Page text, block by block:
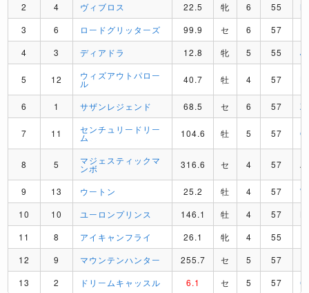
2
4 ヴィブロス 22.5 牝 6 55
3
6 ロードグリッターズ 99.9 セ 6 57
4
3 ディアドラ 12.8 牝 5 55 J
5 12 ウィズアウトパロー
ル 40.7 牡 4 57
6 1 サザンレジェンド 68.5 セ 6 57 Z
7 11 センチュリードリー
ム 104.6 牡 5 57 O
8 5 マジェスティックマ
ンボ 316.6 セ 4 57 A
9 13 ウートン 25.2 牡 4 57
10
10 ユーロンプリンス 146.1 牡 4 57
11
8 アイキャンフライ 26.1 牝 4 55
12
9 マウンテンハンター 255.7 セ 5 57
13
2 ドリームキャッスル 6.1 セ 5 57 C